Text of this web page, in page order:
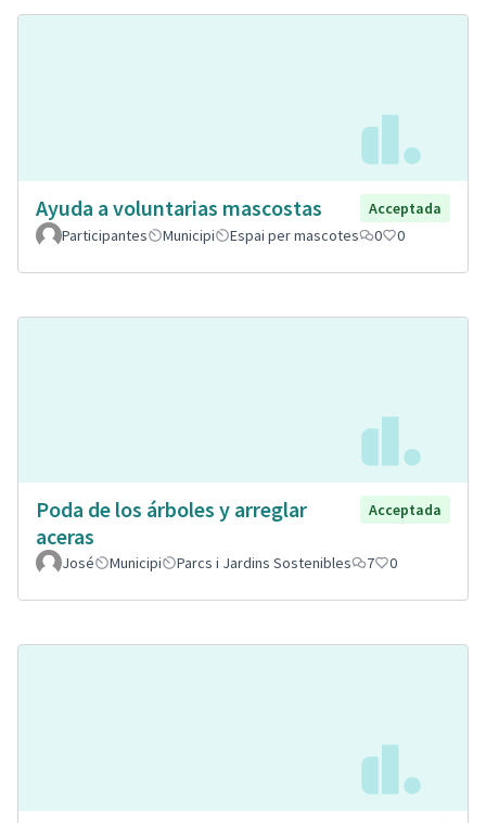
Ayuda a voluntarias mascostas
Acceptada
Participantes
Municipi Espai per mascotes 0 0
Poda de los árboles y arreglar
aceras
Acceptada
José Municipi Parcs i Jardins Sostenibles 7 0